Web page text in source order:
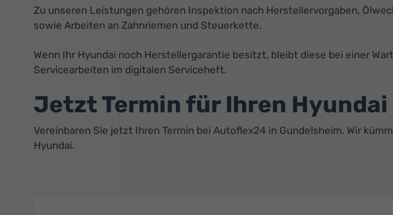
Zu unseren Leistungen gehören Inspektion nach Herstellervorgaben,
sowie Arbeiten an Zahnriemen und Steuerkette.
Wenn Ihr Hyundai noch Herstellergarantie besitzt, bleibt diese bei einer
Servicearbeiten im digitalen Serviceheft.
Jetzt Termin für Ihren
Vereinbaren Sie jetzt Ihren Termin bei Autoflex24 in Gundelsheim. Wir
Hyundai.